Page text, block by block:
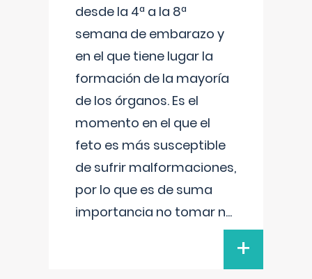
desde la 4ª a la 8ª
semana de embarazo y
en el que tiene lugar la
formación de la mayoría
de los órganos. Es el
momento en el que el
feto es más susceptible
de sufrir malformaciones,
por lo que es de suma
importancia no tomar n...
+